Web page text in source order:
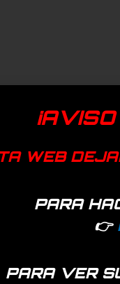
WEB
PARA
👉
PARA VER